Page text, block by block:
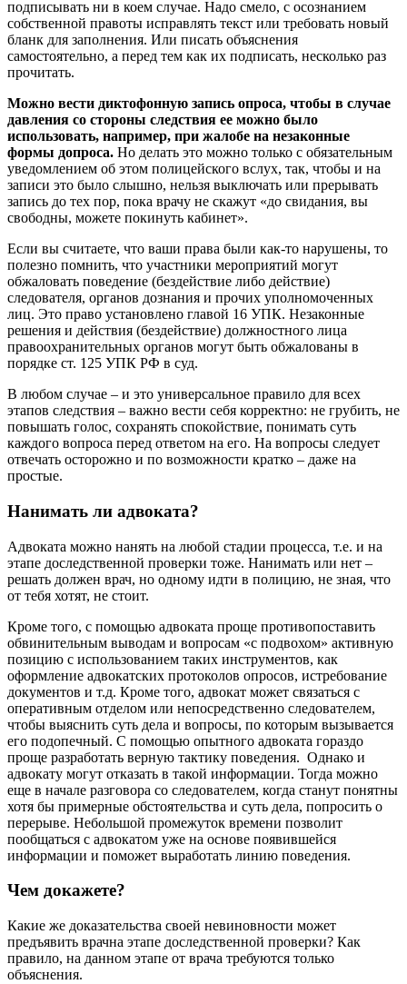
подписывать ни в коем случае. Надо смело, с осознанием
собственной правоты исправлять текст или требовать новый
бланк для заполнения. Или писать объяснения
самостоятельно, а перед тем как их подписать, несколько раз
прочитать.
Можно вести диктофонную запись опроса, чтобы в случае
давления со стороны следствия ее можно было
использовать, например, при жалобе на незаконные
формы допроса. Но делать это можно только с обязательным
уведомлением об этом полицейского вслух, так, чтобы и на
записи это было слышно, нельзя выключать или прерывать
запись до тех пор, пока врачу не скажут «до свидания, вы
свободны, можете покинуть кабинет».
Если вы считаете, что ваши права были как-то нарушены, то
полезно помнить, что участники мероприятий могут
обжаловать поведение (бездействие либо действие)
следователя, органов дознания и прочих уполномоченных
лиц. Это право установлено главой 16 УПК. Незаконные
решения и действия (бездействие) должностного лица
правоохранительных органов могут быть обжалованы в
порядке ст. 125 УПК РФ в суд.
В любом случае – и это универсальное правило для всех
этапов следствия – важно вести себя корректно: не грубить, не
повышать голос, сохранять спокойствие, понимать суть
каждого вопроса перед ответом на его. На вопросы следует
отвечать осторожно и по возможности кратко – даже на
простые.
Нанимать ли адвоката?
Адвоката можно нанять на любой стадии процесса, т.е. и на
этапе доследственной проверки тоже. Нанимать или нет –
решать должен врач, но одному идти в полицию, не зная, что
от тебя хотят, не стоит.
Кроме того, с помощью адвоката проще противопоставить
обвинительным выводам и вопросам «с подвохом» активную
позицию с использованием таких инструментов, как
оформление адвокатских протоколов опросов, истребование
документов и т.д. Кроме того, адвокат может связаться с
оперативным отделом или непосредственно следователем,
чтобы выяснить суть дела и вопросы, по которым вызывается
его подопечный. С помощью опытного адвоката гораздо
проще разработать верную тактику поведения. Однако и
адвокату могут отказать в такой информации. Тогда можно
еще в начале разговора со следователем, когда станут понятны
хотя бы примерные обстоятельства и суть дела, попросить о
перерыве. Небольшой промежуток времени позволит
пообщаться с адвокатом уже на основе появившейся
информации и поможет выработать линию поведения.
Чем докажете?
Какие же доказательства своей невиновности может
предъявить врачна этапе доследственной проверки? Как
правило, на данном этапе от врача требуются только
объяснения.